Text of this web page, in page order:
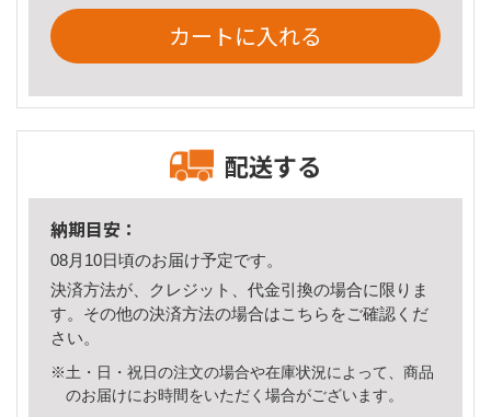
カートに入れる
配送する
納期目安：
08月10日頃のお届け予定です。
決済方法が、クレジット、代金引換の場合に限りま
す。その他の決済方法の場合はこちら をご確認くだ
さい。
※土・日・祝日の注文の場合や在庫状況によって、商品
のお届けにお時間をいただく場合がございます。